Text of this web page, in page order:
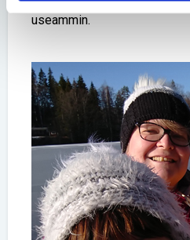
useammin.